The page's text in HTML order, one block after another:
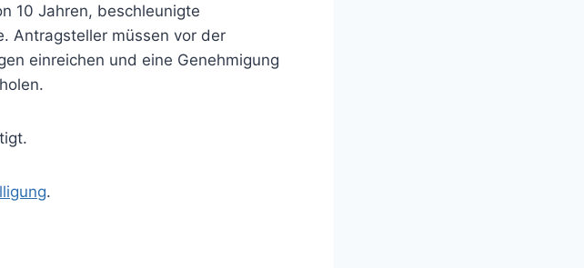
10 Jahren, beschleunigte
Antragsteller müssen vor der
einreichen und eine Genehmigung
.